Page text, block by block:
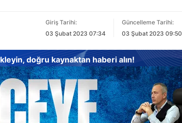
Giriş Tarihi:
03 Şubat 2023 07:34
Güncelleme Tarihi:
03 Şubat 2023 09:50
doğru kaynaktan haberi alın!